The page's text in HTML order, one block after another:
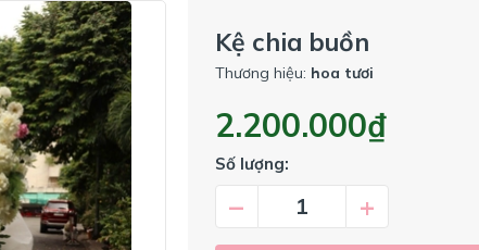
Kệ chia buồn
Thương hiệu: hoa tươi
2.200.000₫
Số lượng:
– +